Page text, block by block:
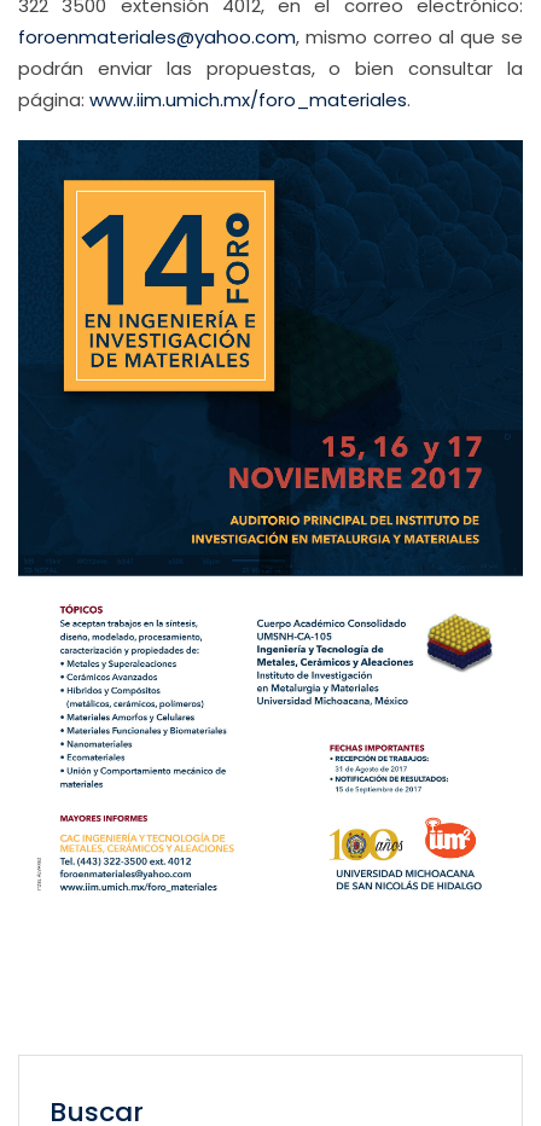
322 3500 extensión 4012, en el correo electrónico:
foroenmateriales@yahoo.com, mismo correo al que se
podrán enviar las propuestas, o bien consultar la
página: www.iim.umich.mx/foro_materiales.
Buscar